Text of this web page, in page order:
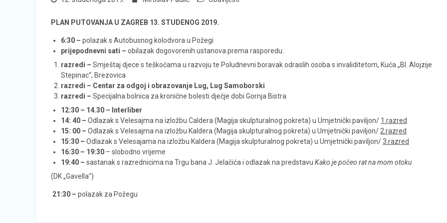
PLAN PUTOVANJA U ZAGREB 13. STUDENOG 2019.
6:30 – polazak s Autobusnog kolodvora u Požegi
prijepodnevni sati – obilazak dogovorenih ustanova prema rasporedu:
razredi – Smještaj djece s teškoćama u razvoju te Poludnevni boravak odraslih osoba s invaliditetom, Kuća „Bl. Alojzije
Stepinac“, Brezovica
razredi – Centar za odgoj i obrazovanje Lug, Lug Samoborski
razredi – Specijalna bolnica za kronične bolesti dječje dobi Gornja Bistra
12:30 – 14.30 – Interliber
14: 40 – Odlazak s Velesajma na izložbu Caldera (Magija skulpturalnog pokreta) u Umjetnički paviljon/ 1.razred
15: 00 – Odlazak s Velesajma na izložbu Kaldera (Magija skulpturalnog pokreta) u Umjetnički paviljon/ 2.razred
15:30 – Odlazak s Velesajama na izložbu Kaldera (Magija skulpturalnog pokreta) u Umjetnički paviljon/3.razred
16:30 – 19:30 – slobodno vrijeme
19:40 – sastanak s razrednicima na Trgu bana J. Jelačića i odlazak na predstavu Kako je počeo rat na mom otoku
(DK „Gavella“)
21:30 – polazak za Požegu